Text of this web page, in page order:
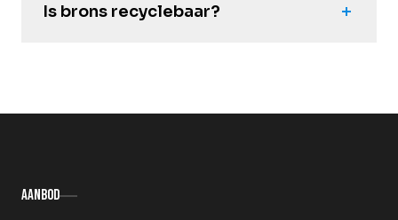
Is brons recyclebaar?
Aanbod